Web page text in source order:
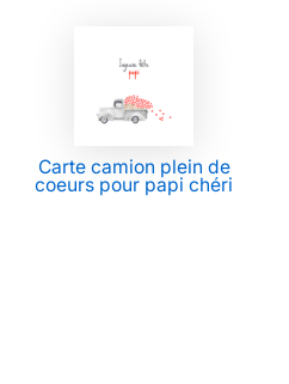
Carte camion plein de
coeurs pour papi chéri